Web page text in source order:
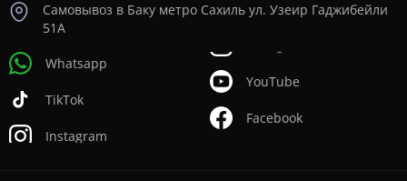
Самовывоз в Баку метро Сахиль ул. Узеир Гаджибейли
51А
Whatsapp
TikTok
Instagram
YouTube
Facebook